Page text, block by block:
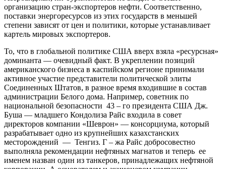
организацию стран-экспортеров нефти. Соответственно,
поставки энергоресурсов из этих государств в меньшей
степени зависят от цен и политики, которые устанавливает
картель мировых экспортеров.
То, что в глобальной политике США вверх взяла «ресурсная»
доминанта — очевидный факт. В укреплении позиций
американского бизнеса в каспийском регионе принимали
активное участие представители политической элиты
Соединенных Штатов, в разное время входившие в состав
администрации Белого дома. Например, советник по
национальной безопасности 43 – го президента США Дж.
Буша — младшего Кондолиза Райс входила в совет
директоров компании «Шеврон» — консорциума, который
разрабатывает одно из крупнейших казахстанских
месторождений — Тенгиз. Г – жа Райс добросовестно
выполняла рекомендации нефтяных магнатов и теперь ее
именем назван один из танкеров, принадлежащих нефтяной